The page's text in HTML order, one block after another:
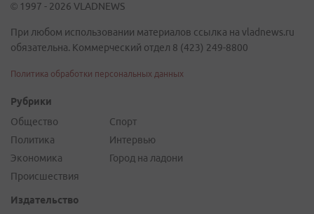
© 1997 - 2026 VLADNEWS
При любом использовании материалов ссылка на vladnews.ru
обязательна. Коммерческий отдел 8 (423) 249-8800
Политика обработки персональных данных
Рубрики
Общество
Политика
Экономика
Происшествия
Спорт
Интервью
Город на ладони
Издательство